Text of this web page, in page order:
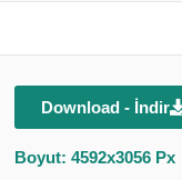
Download - İndir
Boyut: 4592x3056 Px